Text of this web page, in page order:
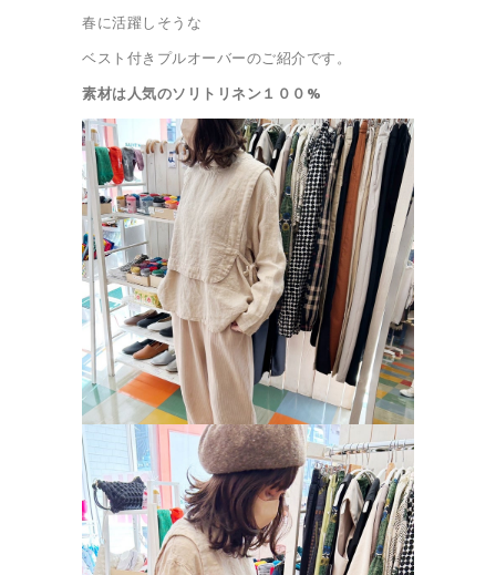
春に活躍しそうな
ベスト付きプルオーバーのご紹介です。
素材は人気のソリトリネン１００%